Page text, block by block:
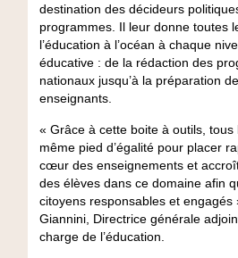
destination des décideurs
programmes. Il leur donne toutes
l’éducation à l’océan à chaque
éducative : de la rédaction des
nationaux jusqu’à la préparation
enseignants.
« Grâce à cette boite à outils, tous
même pied d’égalité pour placer
cœur des enseignements et
des élèves dans ce domaine afin
citoyens responsables et engagés
Giannini, Directrice générale
charge de l’éducation.